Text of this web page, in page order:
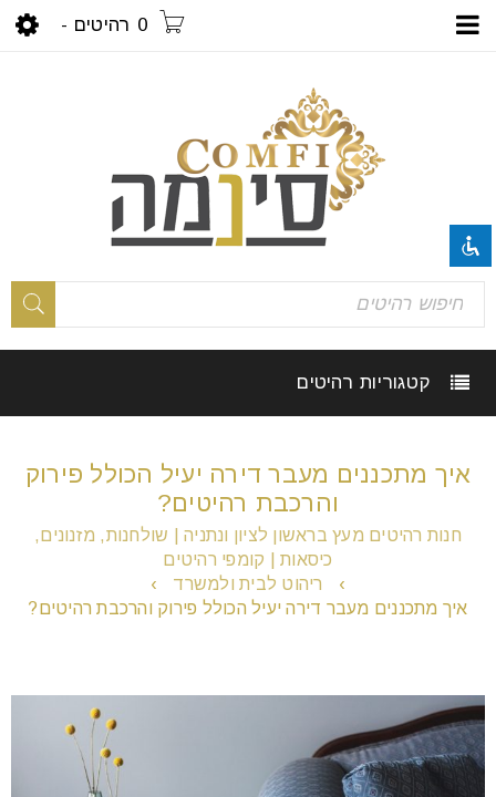
0 רהיטים -
קטגוריות רהיטים
איך מתכננים מעבר דירה יעיל הכולל פירוק
והרכבת רהיטים?
חנות רהיטים מעץ בראשון לציון ונתניה | שולחנות, מזנונים,
כיסאות | קומפי רהיטים
›
ריהוט לבית ולמשרד
›
איך מתכננים מעבר דירה יעיל הכולל פירוק והרכבת רהיטים?
השבת את ההבזקים
settings צבע רקע
zoom_in זום (הגדלה)
ניגודיות בהירה